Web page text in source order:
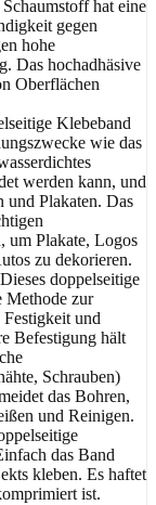
hat eine
gegen
hohe
Das hochadhäsive
Oberflächen
Klebeband
wie das
werden kann, und
und Plakaten. Das
um Plakate, Logos
zu dekorieren.
doppelseitige
Methode zur
und
Befestigung hält
Schrauben)
das Bohren,
und Reinigen.
das Band
kleben. Es haftet
ist.